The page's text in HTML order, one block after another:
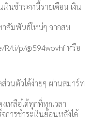
งินชำระหนี้รายเดือน เงิน
าสัมพันธ์ใหม่ๆ จากสห
R/ti/p/@594wovhfหรือ
วนตัวได้ง่ายๆ ผ่านสมาร์ท
เหลือได้ทุกที่ทุกเวลา
การชำระเงินย้อนหลังได้